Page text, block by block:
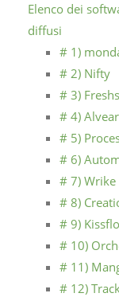
Elenco dei
diffusi
# 1)
# 2) Nifty
# 3)
# 4)
# 5)
# 6)
# 7) Wrike
# 8)
# 9)
# 10)
# 11)
# 12)